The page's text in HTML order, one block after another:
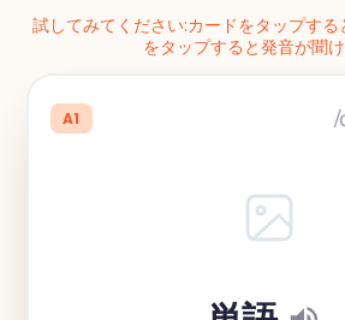
試してみてください:カードをタップす
をタップすると発音が聞け
A1 /